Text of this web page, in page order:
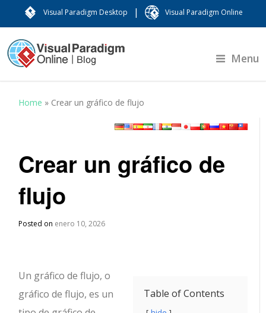
Visual Paradigm Desktop | Visual Paradigm Online
Menu
Home » Crear un gráfico de flujo
Crear un gráfico de
flujo
Posted on enero 10, 2026
Table of Contents
Un gráfico de flujo, o
gráfico de flujo, es un